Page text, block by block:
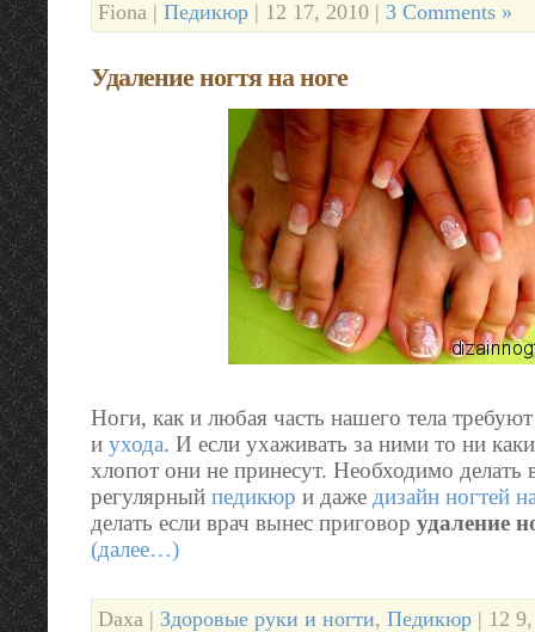
Fiona | Педикюр | 12 17, 2010 | 3 Comments »
Удаление ногтя на ноге
Ноги, как и любая часть нашего тела
и ухода. И если ухаживать за ними то ни
хлопот они не принесут. Необходимо делать
регулярный педикюр и даже дизайн ногтей
делать если врач вынес приговор удаление
(далее…)
Daxa | Здоровые руки и ногти, Педикюр | 12